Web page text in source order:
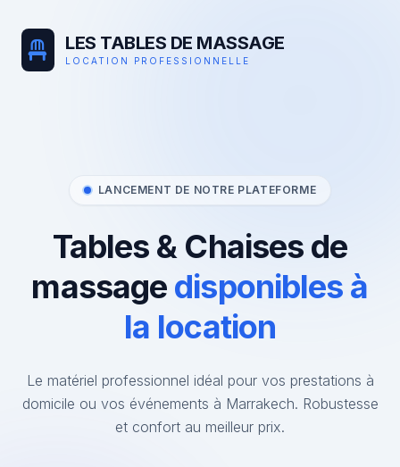
LES TABLES DE MASSAGE
LOCATION PROFESSIONNELLE
LANCEMENT DE NOTRE PLATEFORME
Tables & Chaises de
massage disponibles à
la location
Le matériel professionnel idéal pour vos prestations à
domicile ou vos événements à Marrakech. Robustesse
et confort au meilleur prix.